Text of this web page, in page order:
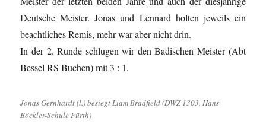
Deutsche Meister. Jonas und Lennard holten jeweils ein
beachtliches Remis, mehr war aber nicht drin.
In der 2. Runde schlugen wir den Badischen Meister (Abt
Bessel RS Buchen) mit 3 : 1.
Jonas Gernhardt (l.) besiegt Liam Bradfield (DWZ 1303, Hans-
Böckler-Schule Fürth)